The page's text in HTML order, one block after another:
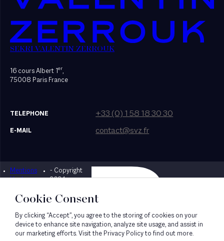
SEKRI VALENTIN ZERROUK
16 cours Albert 1er,
75008 Paris France
TELEPHONE +33 (0) 1 58 18 30 30
E-MAIL contact@svz.fr
Mentions
légales
- Copyright
2024
Designed by Bonhomme
Cookie Consent
By clicking “Accept”, you agree to the storing of cookies on your
device to enhance site navigation, analyze site usage, and assist in
our marketing efforts. Visit the Privacy Policy to find out more.